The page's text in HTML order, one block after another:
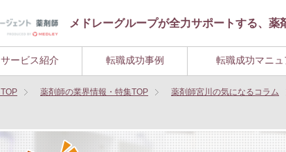
メドレーグループが全力サポートする、薬
サービス紹介 転職成功事例 転職成功マニュ
TOP 薬剤師の業界情報・特集TOP 薬剤師宮川の気になるコラム